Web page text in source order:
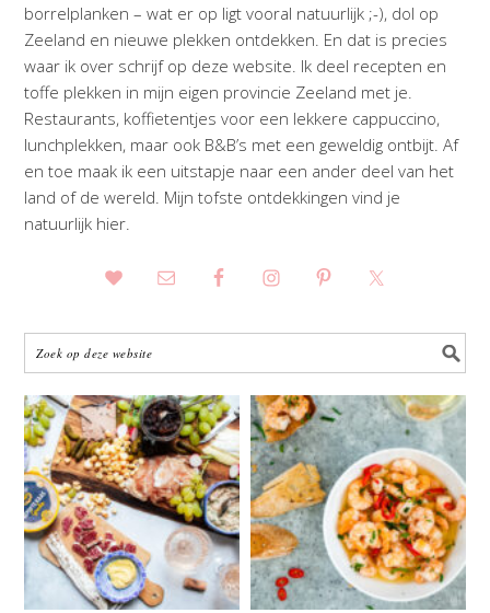
borrelplanken – wat er op ligt vooral natuurlijk ;-), dol op
Zeeland en nieuwe plekken ontdekken. En dat is precies
waar ik over schrijf op deze website. Ik deel recepten en
toffe plekken in mijn eigen provincie Zeeland met je.
Restaurants, koffietentjes voor een lekkere cappuccino,
lunchplekken, maar ook B&B’s met een geweldig ontbijt. Af
en toe maak ik een uitstapje naar een ander deel van het
land of de wereld. Mijn tofste ontdekkingen vind je
natuurlijk hier.